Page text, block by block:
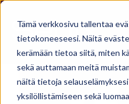
Tämä verkkosivu tallentaa
tietokoneeseesi. Näitä
kerämään tietoa siitä, miten
sekä auttamaan meitä
näitä tietoja
yksilöllistämiseen sekä
Skip to main content